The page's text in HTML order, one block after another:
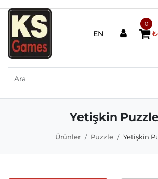
EN
0
Yetişkin
Ürünler Puzzle Yetişkin